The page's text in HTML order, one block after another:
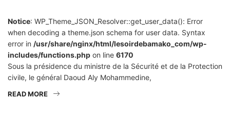
Notice: WP_Theme_JSON_Resolver::get_user_data(): Error
when decoding a theme.json schema for user data. Syntax
error in /usr/share/nginx/html/lesoirdebamako_com/wp-
includes/functions.php on line 6170
Sous la présidence du ministre de la Sécurité et de la Protection
civile, le général Daoud Aly Mohammedine,
READ MORE